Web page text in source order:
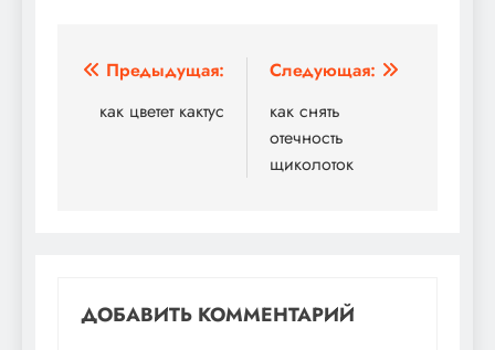
Навигация
по
Предыдущая:
как цветет кактус
Следующая:
как снять
отечность
щиколоток
ДОБАВИТЬ КОММЕНТАРИЙ